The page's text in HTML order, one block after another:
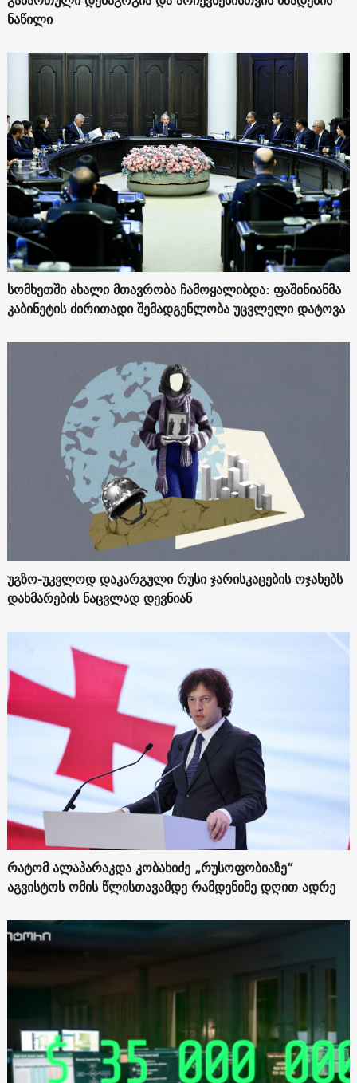
ნაწილი
სომხეთში ახალი მთავრობა ჩამოყალიბდა: ფაშინიანმა
კაბინეტის ძირითადი შემადგენლობა უცვლელი დატოვა
უგზო-უკვლოდ დაკარგული რუსი ჯარისკაცების ოჯახებს
დახმარების ნაცვლად დევნიან
რატომ ალაპარაკდა კობახიძე „რუსოფობიაზე“
აგვისტოს ომის წლისთავამდე რამდენიმე დღით ადრე